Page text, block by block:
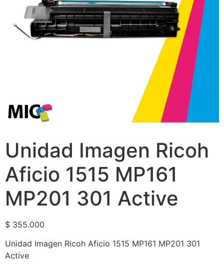
Unidad Imagen Ricoh
Aficio 1515 MP161
MP201 301 Active
$ 355.000
Unidad Imagen Ricoh Aficio 1515 MP161 MP201 301
Active